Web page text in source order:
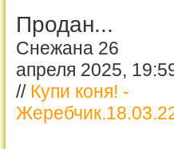
Продан...
Снежана 26
апреля 2025,
// Купи коня! -